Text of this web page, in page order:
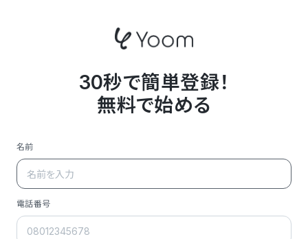
30秒で簡単登録！
無料で始める
名前
電話番号